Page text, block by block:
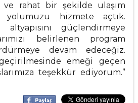
rahat bir şekilde ulaşım
yolumuzu hizmete açtık.
güçlendirmeye
belirlenen program
devam edeceğiz.
emeği geçen
teşekkür ediyorum.”